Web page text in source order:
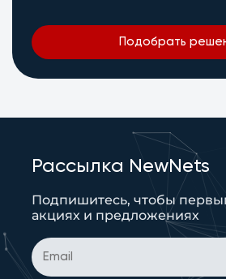
Подобрать
Рассылка NewNets
Подпишитесь, чтобы
акциях и предложениях